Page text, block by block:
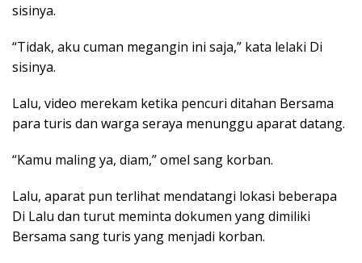
sisinya.
“Tidak, aku cuman megangin ini saja,” kata lelaki Di
sisinya.
Lalu, video merekam ketika pencuri ditahan Bersama
para turis dan warga seraya menunggu aparat datang.
“Kamu maling ya, diam,” omel sang korban.
Lalu, aparat pun terlihat mendatangi lokasi beberapa
Di Lalu dan turut meminta dokumen yang dimiliki
Bersama sang turis yang menjadi korban.